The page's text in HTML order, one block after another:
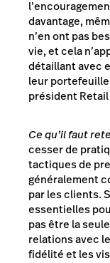
davantage,
n’en ont pas
vie, et cela
détaillant avec
leur
président
Ce qu’il faut
cesser de
tactiques de
généralement
par les clients.
essentielles
pas être la
relations avec
fidélité et les